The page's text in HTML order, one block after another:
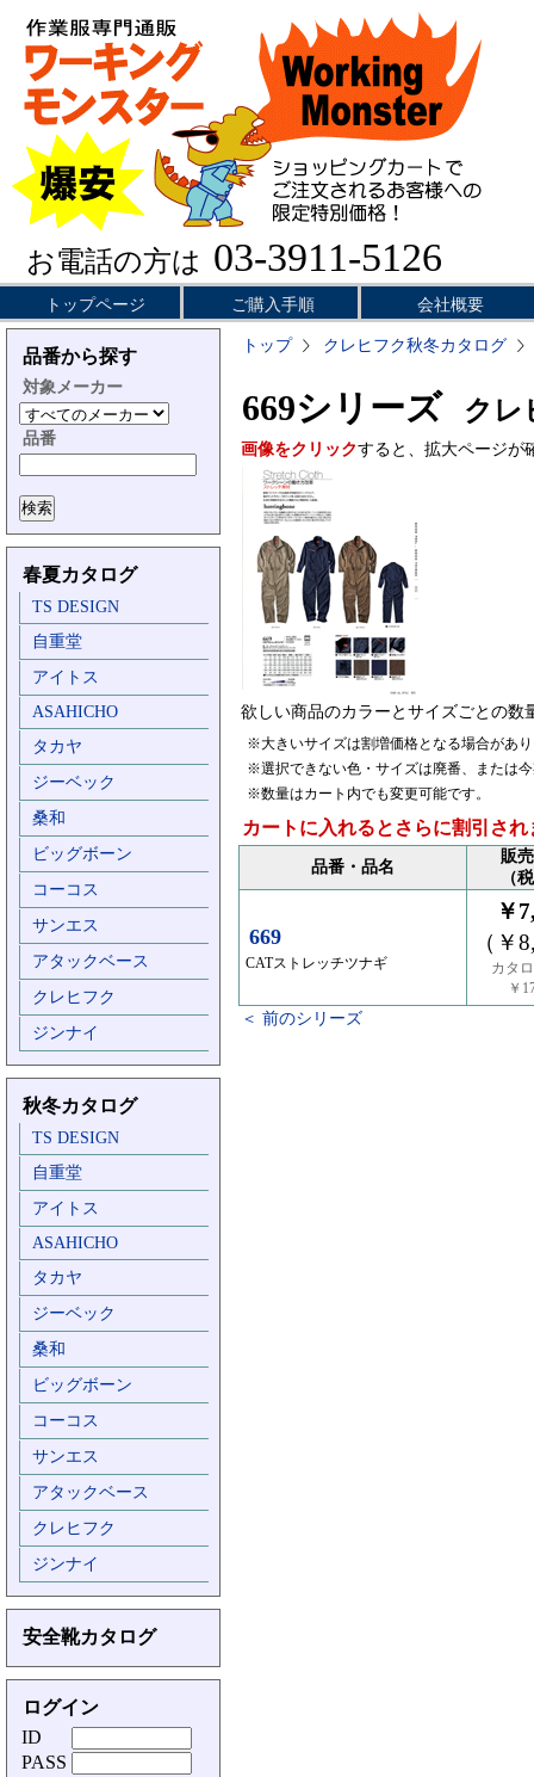
お電話の方は 03-3911-5126
トップページ ご購入手順 会社概要
品番から探す
対象メーカー
品番
春夏カタログ
TS DESIGN
自重堂
アイトス
ASAHICHO
タカヤ
ジーベック
桑和
ビッグボーン
コーコス
サンエス
アタックベース
クレヒフク
ジンナイ
秋冬カタログ
TS DESIGN
自重堂
アイトス
ASAHICHO
タカヤ
ジーベック
桑和
ビッグボーン
コーコス
サンエス
アタックベース
クレヒフク
ジンナイ
安全靴カタログ
ログイン
ID
PASS
トップ クレヒフク秋冬カタログ
669シリーズ クレ
画像をクリックすると、拡大ページが
欲しい商品のカラーとサイズごとの数
※大きいサイズは割増価格となる場合があ
※選択できない色・サイズは廃番、または
※数量はカート内でも変更可能です。
カートに入れるとさらに割引され
品番・品名
販
（
669
CATストレッチツナギ
￥
（￥
カタ
￥
＜ 前のシリーズ